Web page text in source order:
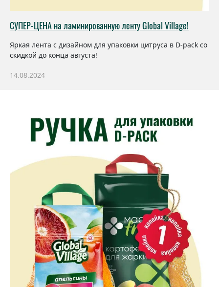
СУПЕР-ЦЕНА на ламинированную ленту Global Village!
Яркая лента с дизайном для упаковки цитруса в D-pack со
скидкой до конца августа!
14.08.2024